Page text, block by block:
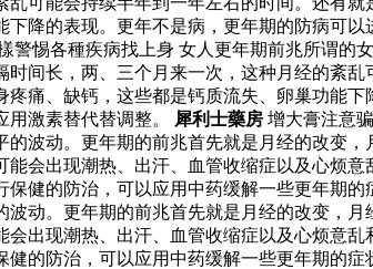
降的表现。更年不是病，更年期的防病可
警惕各種疾病找上身 女人更年期前兆所谓
间长，两、三个月来一次，这种月经的紊
痛、缺钙，这些都是钙质流失、卵巢功能
激素替代替调整。
犀利士藥房 增大膏注意
波动。更年期的前兆首先就是月经的改变
会出现潮热、出汗、血管收缩症以及心烦
健的防治，可以应用中药缓解一些更年期
动。更年期的前兆首先就是月经的改变，
出现潮热、出汗、血管收缩症以及心烦意
的防治，可以应用中药缓解一些更年期的